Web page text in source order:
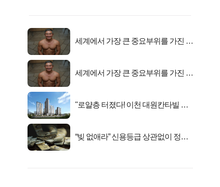
세계에서 가장 큰 중요부위를 가진 남
세계에서 가장 큰 중요부위를 가진 남
"로얄층 터졌다! 이천 대원칸타빌 잔
“빚 없애라” 신용등급 상관없이 정부